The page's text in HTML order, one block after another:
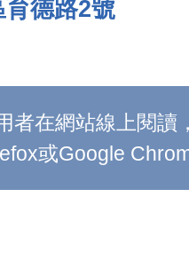
德路2號
在網站線上閱讀
或Google